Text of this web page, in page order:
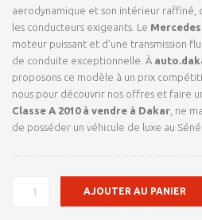
aerodynamique et son intérieur
les conducteurs exigeants. Le Mercedes
moteur puissant et d’une transmission
de conduite exceptionnelle. À
proposons ce modèle à un prix
nous pour découvrir nos offres et faire
Classe A 2010 à vendre à Dakar , ne
de posséder un véhicule de luxe au
QUANTITÉ
AJOUTER AU PANIER